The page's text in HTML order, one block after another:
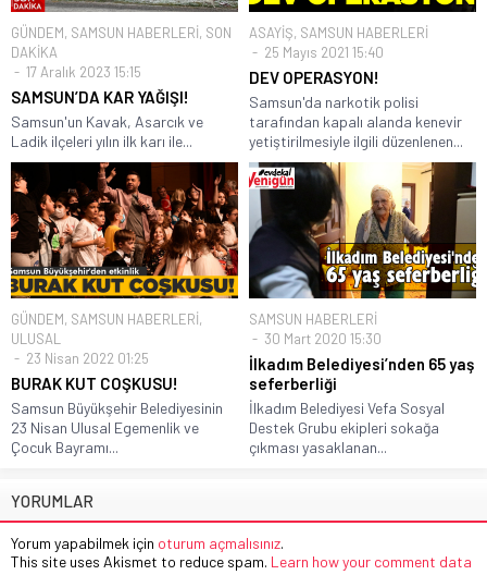
GÜNDEM, SAMSUN HABERLERİ, SON
DAKİKA
17 Aralık 2023 15:15
SAMSUN’DA KAR YAĞIŞI!
Samsun'un Kavak, Asarcık ve
Ladik ilçeleri yılın ilk karı ile...
ASAYİŞ, SAMSUN HABERLERİ
25 Mayıs 2021 15:40
DEV OPERASYON!
Samsun'da narkotik polisi
tarafından kapalı alanda kenevir
yetiştirilmesiyle ilgili düzenlenen...
GÜNDEM, SAMSUN HABERLERİ,
ULUSAL
23 Nisan 2022 01:25
BURAK KUT COŞKUSU!
Samsun Büyükşehir Belediyesinin
23 Nisan Ulusal Egemenlik ve
Çocuk Bayramı...
SAMSUN HABERLERİ
30 Mart 2020 15:30
İlkadım Belediyesi’nden 65 yaş
seferberliği
İlkadım Belediyesi Vefa Sosyal
Destek Grubu ekipleri sokağa
çıkması yasaklanan...
YORUMLAR
Yorum yapabilmek için oturum açmalısınız.
This site uses Akismet to reduce spam. Learn how your comment data